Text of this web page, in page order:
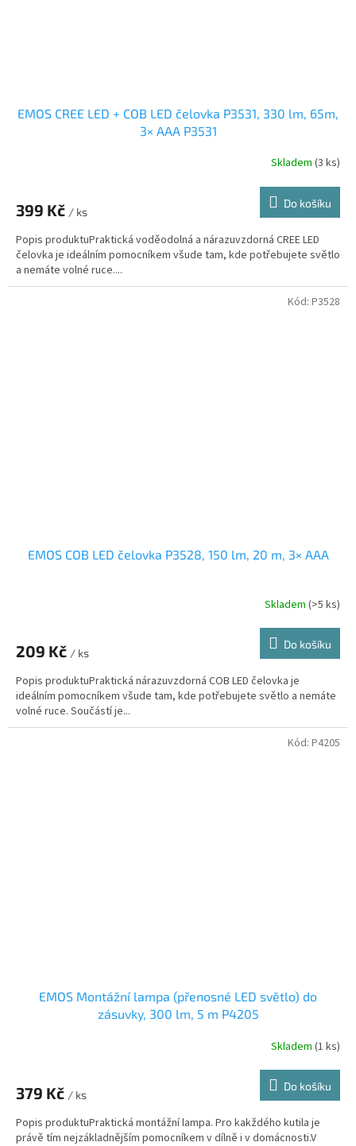
EMOS CREE LED + COB LED čelovka P3531, 330 lm, 65m,
3× AAA P3531
Skladem (3 ks)
399 Kč / ks
Do košíku
Popis produktuPraktická voděodolná a nárazuvzdorná CREE LED
čelovka je ideálním pomocníkem všude tam, kde potřebujete světlo
a nemáte volné ruce....
EMOS COB LED čelovka P3528, 150 lm, 20 m, 3× AAA
Skladem (>5 ks)
209 Kč / ks
Do košíku
Popis produktuPraktická nárazuvzdorná COB LED čelovka je
ideálním pomocníkem všude tam, kde potřebujete světlo a nemáte
volné ruce. Součástí je...
Kód: P3528
EMOS Montážní lampa (přenosné LED světlo) do
zásuvky, 300 lm, 5 m P4205
Skladem (1 ks)
379 Kč / ks
Do košíku
Popis produktuPraktická montážní lampa. Pro kakždého kutila je
právě tím nejzákladnějším pomocníkem v dílně i v domácnosti.V
Kód: P4205